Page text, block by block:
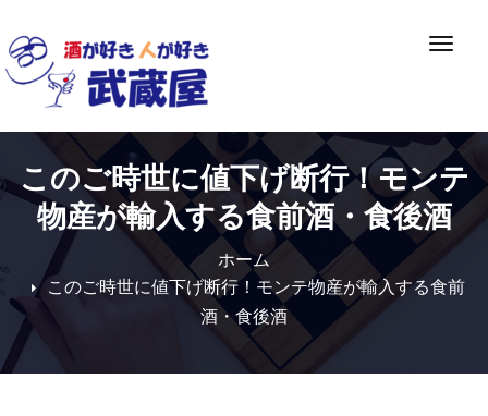
to
content
ナ
ー
シ
ョ
ン
切
り
替
このご時世に値下げ断行！モンテ
物産が輸入する食前酒・食後酒
ホーム
このご時世に値下げ断行！モンテ物産が輸入する食前
酒・食後酒